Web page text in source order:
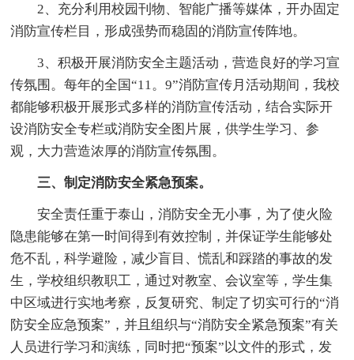
2、充分利用校园刊物、智能广播等媒体，开办固定
消防宣传栏目，形成强势而稳固的消防宣传阵地。
3、积极开展消防安全主题活动，营造良好的学习宣
传氛围。每年的全国“11。9”消防宣传月活动期间，我校
都能够积极开展形式多样的消防宣传活动，结合实际开
设消防安全专栏或消防安全图片展，供学生学习、参
观，大力营造浓厚的消防宣传氛围。
三、制定消防安全紧急预案。
安全责任重于泰山，消防安全无小事，为了使火险
隐患能够在第一时间得到有效控制，并保证学生能够处
危不乱，科学避险，减少盲目、慌乱和踩踏的事故的发
生，学校组织教职工，通过对教室、会议室等，学生集
中区域进行实地考察，反复研究、制定了切实可行的“消
防安全应急预案”，并且组织与“消防安全紧急预案”有关
人员进行学习和演练，同时把“预案”以文件的形式，发